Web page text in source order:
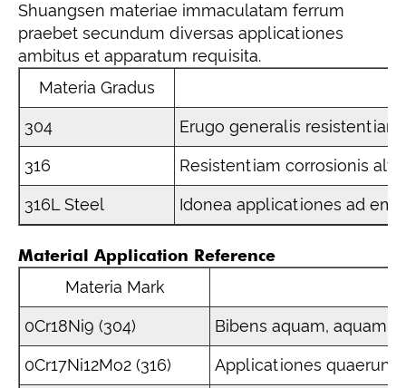
Shuangsen materiae immaculatam ferrum
praebet secundum diversas applicationes
ambitus et apparatum requisita.
Materia Gradus
304 Erugo generalis
316 Resistentiam corrosionis
316L Steel Idonea applicationes ad
Material Application Reference
Materia Mark
0Cr18Ni9 (304) Bibens aquam, aquam
0Cr17Ni12Mo2 (316) Applicationes quaerunt